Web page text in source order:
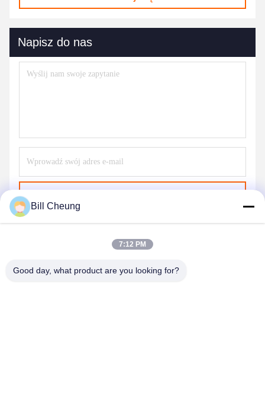
Napisz do nas
Bill Cheung
7:12 PM
Good day, what product are you looking for?